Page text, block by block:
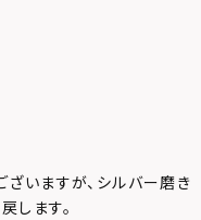
いますが、シルバー磨き
します。